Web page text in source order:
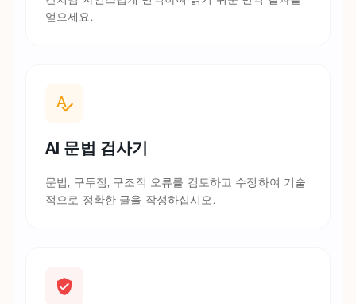
얻으세요.
AI 문법 검사기
문법, 구두점, 구조적 오류를 검토하고 수정하여 기술
적으로 정확한 글을 작성하십시오.